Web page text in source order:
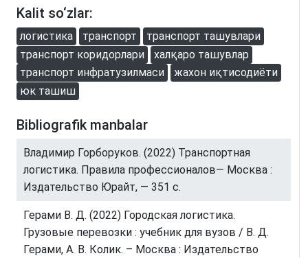
Kalit so‘zlar:
логистика транспорт
транспорт ташувлари
транспорт коридорлари
халқаро ташувлар
транспорт инфратузилмаси
жахон иқтисодиёти
юк ташиш
Bibliografik manbalar
Владимир Горборуков. (2022) Транспортная
логистика. Правила профессионалов— Москва :
Издательство Юрайт, — 351 с.
Герами В. Д. (2022) Городская логистика.
Грузовые перевозки : учебник для вузов / В. Д.
Герами, А. В. Колик. – Москва : Издательство